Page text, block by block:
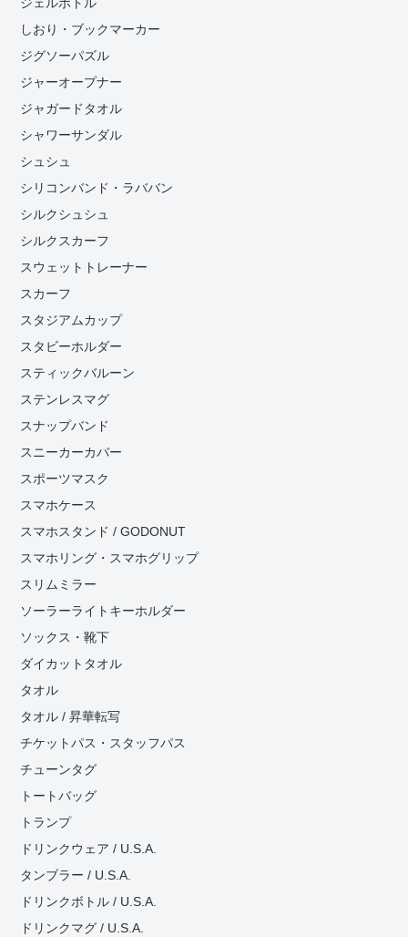
ジェルボトル
しおり・ブックマーカー
ジグソーパズル
ジャーオープナー
ジャガードタオル
シャワーサンダル
シュシュ
シリコンバンド・ラババン
シルクシュシュ
シルクスカーフ
スウェットトレーナー
スカーフ
スタジアムカップ
スタビーホルダー
スティックバルーン
ステンレスマグ
スナップバンド
スニーカーカバー
スポーツマスク
スマホケース
スマホスタンド / GODONUT
スマホリング・スマホグリップ
スリムミラー
ソーラーライトキーホルダー
ソックス・靴下
ダイカットタオル
タオル
タオル / 昇華転写
チケットパス・スタッフパス
チューンタグ
トートバッグ
トランプ
ドリンクウェア / U.S.A.
タンブラー / U.S.A.
ドリンクボトル / U.S.A.
ドリンクマグ / U.S.A.